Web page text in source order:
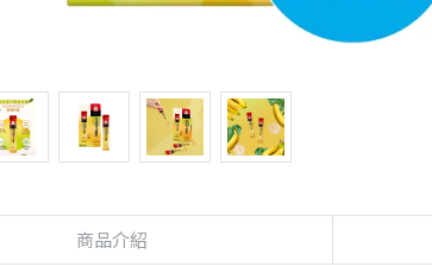
商品介紹